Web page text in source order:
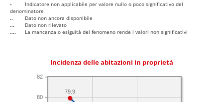
-
Indicatore non applicabile per valore nullo o poco significativo del
denominatore
..
Dato non ancora disponibile
...
Dato non rilevato
....
La mancanza o esiguità del fenomeno rende i valori non significativi
Incidenza delle abitazioni in proprietà
80
82
79.9